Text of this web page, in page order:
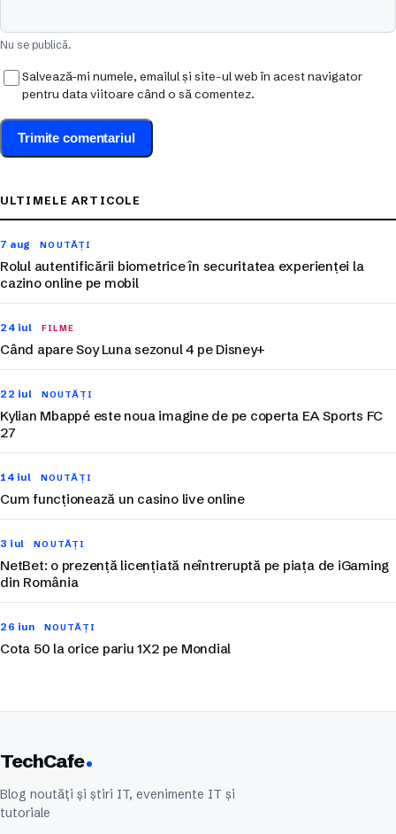
Nu se publică.
Salvează-mi numele, emailul și site-ul web în acest navigator
pentru data viitoare când o să comentez.
ULTIMELE ARTICOLE
7 aug NOUTĂȚI
Rolul autentificării biometrice în securitatea experienței la
cazino online pe mobil
24 iul FILME
Când apare Soy Luna sezonul 4 pe Disney+
22 iul NOUTĂȚI
Kylian Mbappé este noua imagine de pe coperta EA Sports FC
27
14 iul NOUTĂȚI
Cum funcționează un casino live online
3 iul NOUTĂȚI
NetBet: o prezență licențiată neîntreruptă pe piața de iGaming
din România
26 iun NOUTĂȚI
Cota 50 la orice pariu 1X2 pe Mondial
TechCafe
Blog noutăți și știri IT, evenimente IT și
tutoriale